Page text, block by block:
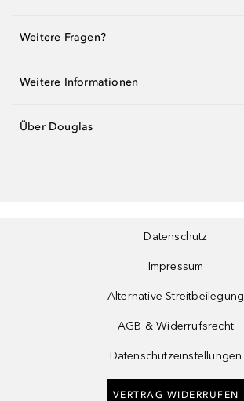
Weitere Fragen?
Weitere Informationen
Über Douglas
Datenschutz
Impressum
Alternative Streitbeilegung
AGB & Widerrufsrecht
Datenschutzeinstellungen
VERTRAG WIDERRUFEN